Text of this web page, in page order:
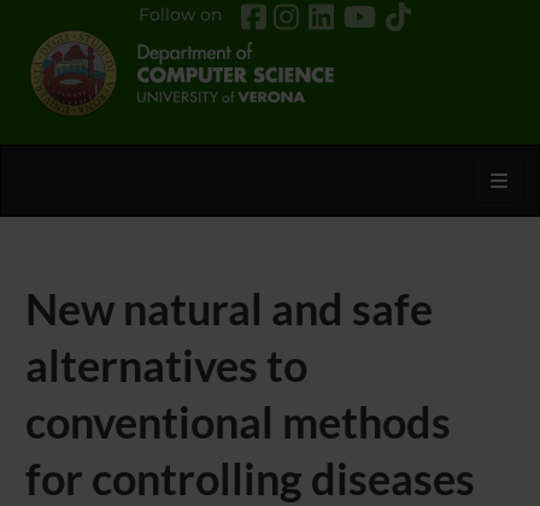
Follow on
New natural and safe
alternatives to
conventional methods
for controlling diseases